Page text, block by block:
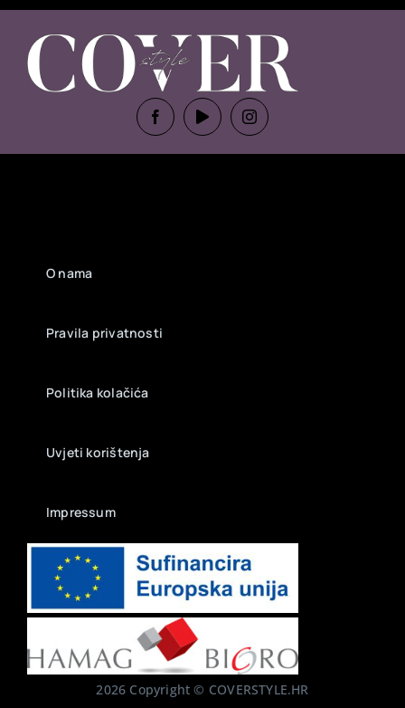
O nama
Pravila privatnosti
Politika kolačića
Uvjeti korištenja
Impressum
2026 Copyright © COVERSTYLE.HR